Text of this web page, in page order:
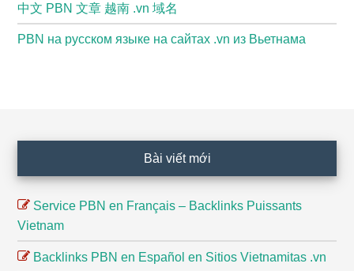
中文 PBN 文章 越南 .vn 域名
PBN на русском языке на сайтах .vn из Вьетнама
Bài viết mới
Service PBN en Français – Backlinks Puissants
Vietnam
Backlinks PBN en Español en Sitios Vietnamitas .vn